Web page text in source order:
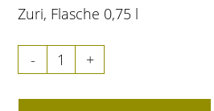
Zuri, Flasche 0,75 l
- +